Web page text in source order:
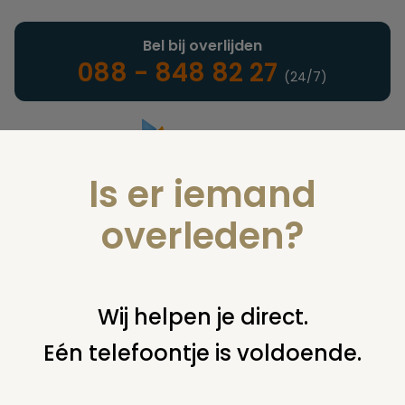
Landelijke uitvaartonderneming
Bel bij overlijden
088 - 848 82 27 (24/7)
U bent hier: home juridisch overige uitvaartplechtigheid
Is er iemand
overleden?
Wij helpen je direct.
Eén telefoontje is voldoende.